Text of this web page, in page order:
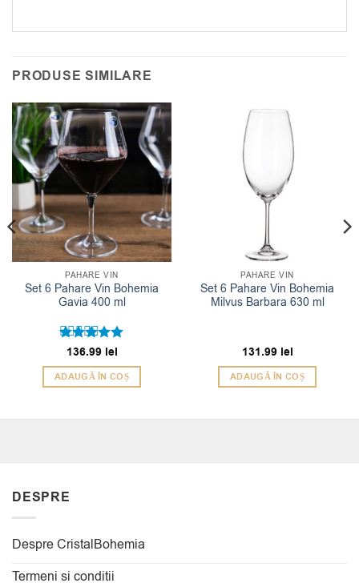
PRODUSE SIMILARE
PAHARE VIN
Set 6 Pahare Vin Bohemia
Gavia 400 ml
Evaluat la
5din 5
136.99 lei
ADAUGĂ ÎN COȘ
PAHARE VIN
Set 6 Pahare Vin Bohemia
Milvus Barbara 630 ml
131.99 lei
ADAUGĂ ÎN COȘ
DESPRE
Despre CristalBohemia
Termeni si conditii